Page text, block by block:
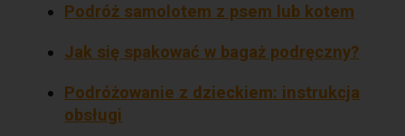
Podróż samolotem z psem lub kotem
Jak się spakować w bagaż podręczny?
Podróżowanie z dzieckiem: instrukcja
obsługi